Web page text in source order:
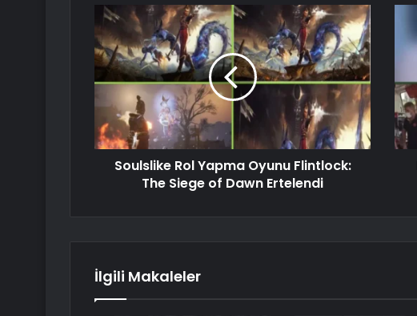
Soulslike Rol Yapma Oyunu Flintlock:
The Siege of Dawn Ertelendi
İlgili Makaleler